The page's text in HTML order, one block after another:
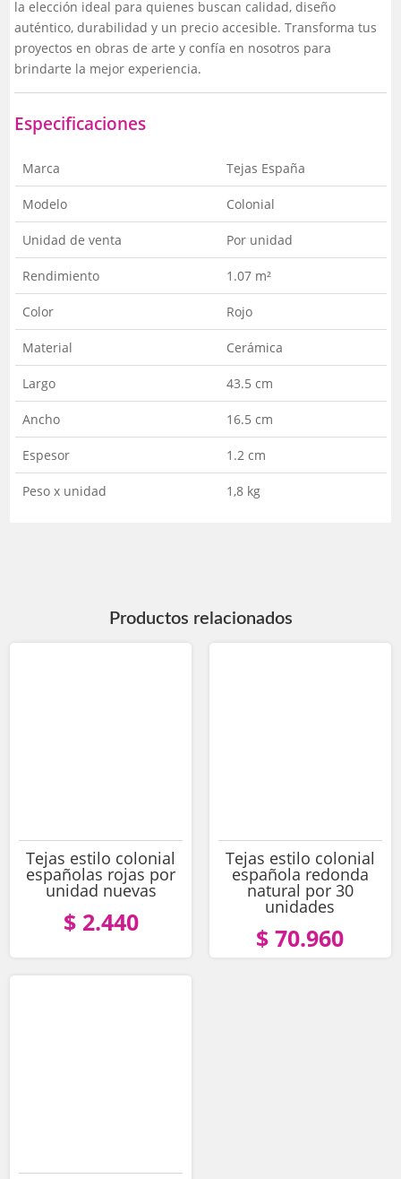
la elección ideal para quienes buscan calidad, diseño
auténtico, durabilidad y un precio accesible. Transforma tus
proyectos en obras de arte y confía en nosotros para
brindarte la mejor experiencia.
Especificaciones
Marca Tejas España
Modelo Colonial
Unidad de venta Por unidad
Rendimiento 1.07 m²
Color Rojo
Material Cerámica
Largo 43.5 cm
Ancho 16.5 cm
Espesor 1.2 cm
Peso x unidad 1,8 kg
Productos relacionados
Tejas estilo colonial
españolas rojas por
unidad nuevas
$ 2.440
Tejas estilo colonial
española redonda
natural por 30
unidades
$ 70.960